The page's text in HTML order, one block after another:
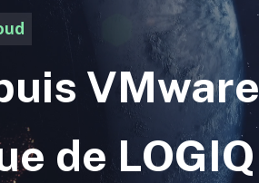
VMware
de LOGIQ